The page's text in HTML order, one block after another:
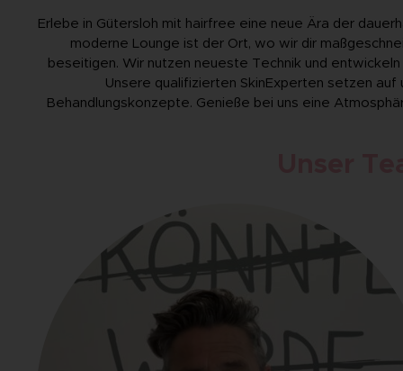
Erlebe in Gütersloh mit hairfree eine neue Ära der
moderne Lounge ist der Ort, wo wir dir
beseitigen. Wir nutzen neueste Technik und
Unsere qualifizierten SkinExperten setzen
Behandlungskonzepte. Genieße bei uns eine